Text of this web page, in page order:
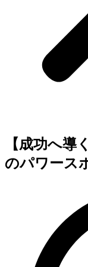
【成功へ導
のパワース